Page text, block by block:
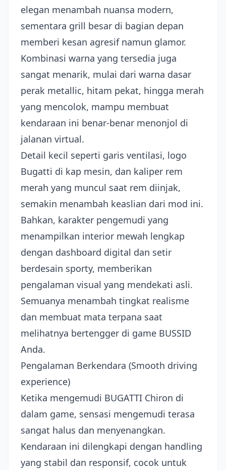
elegan menambah nuansa modern,
sementara grill besar di bagian depan
memberi kesan agresif namun glamor.
Kombinasi warna yang tersedia juga
sangat menarik, mulai dari warna dasar
perak metallic, hitam pekat, hingga merah
yang mencolok, mampu membuat
kendaraan ini benar-benar menonjol di
jalanan virtual.
Detail kecil seperti garis ventilasi, logo
Bugatti di kap mesin, dan kaliper rem
merah yang muncul saat rem diinjak,
semakin menambah keaslian dari mod ini.
Bahkan, karakter pengemudi yang
menampilkan interior mewah lengkap
dengan dashboard digital dan setir
berdesain sporty, memberikan
pengalaman visual yang mendekati asli.
Semuanya menambah tingkat realisme
dan membuat mata terpana saat
melihatnya bertengger di game BUSSID
Anda.
Pengalaman Berkendara (Smooth driving
experience)
Ketika mengemudi BUGATTI Chiron di
dalam game, sensasi mengemudi terasa
sangat halus dan menyenangkan.
Kendaraan ini dilengkapi dengan handling
yang stabil dan responsif, cocok untuk